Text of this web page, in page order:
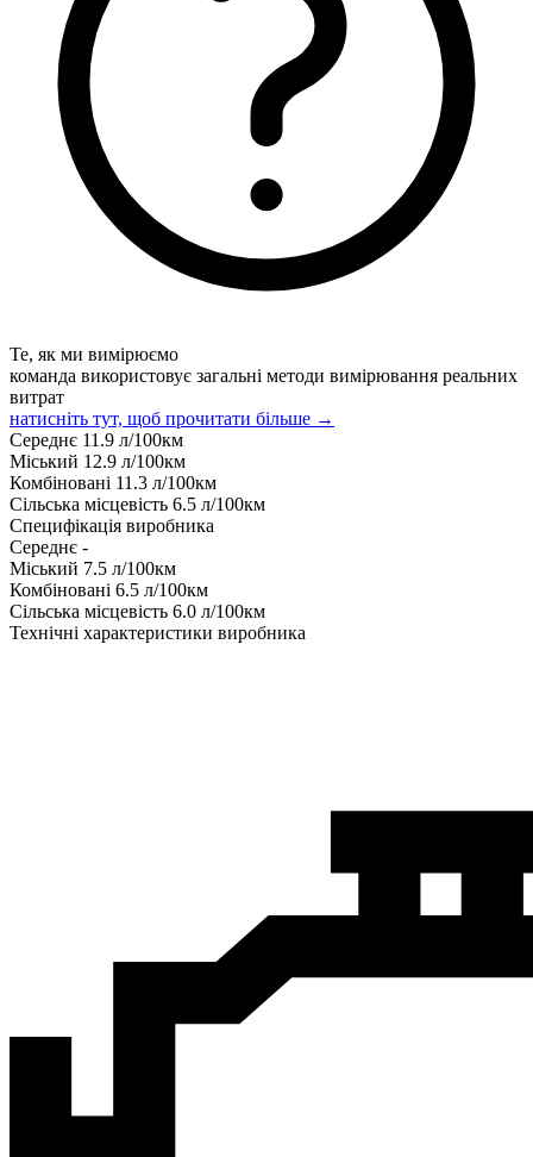
Те, як ми вимірюємо
команда використовує загальні методи вимірювання реальних
витрат
натисніть тут, щоб прочитати більше →
Середнє 11.9 л/100км
Міський 12.9 л/100км
Комбіновані 11.3 л/100км
Сільська місцевість 6.5 л/100км
Специфікація виробника
Середнє -
Міський 7.5 л/100км
Комбіновані 6.5 л/100км
Сільська місцевість 6.0 л/100км
Технічні характеристики виробника